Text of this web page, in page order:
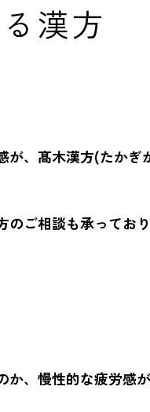
漢方
が、髙木漢方(たかぎ
ご相談も承っており
、慢性的な疲労感が